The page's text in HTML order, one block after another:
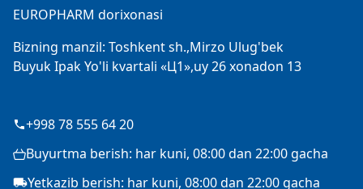
EUROPHARM dorixonasi
Bizning manzil: Toshkent sh.,Mirzo Ulug'bek
Buyuk Ipak Yo'li kvartali «Ц1»,uy 26 xonadon 13
+998 78 555 64 20
Buyurtma berish: har kuni, 08:00 dan 22:00 gacha
Yetkazib berish: har kuni, 08:00 dan 22:00 gacha